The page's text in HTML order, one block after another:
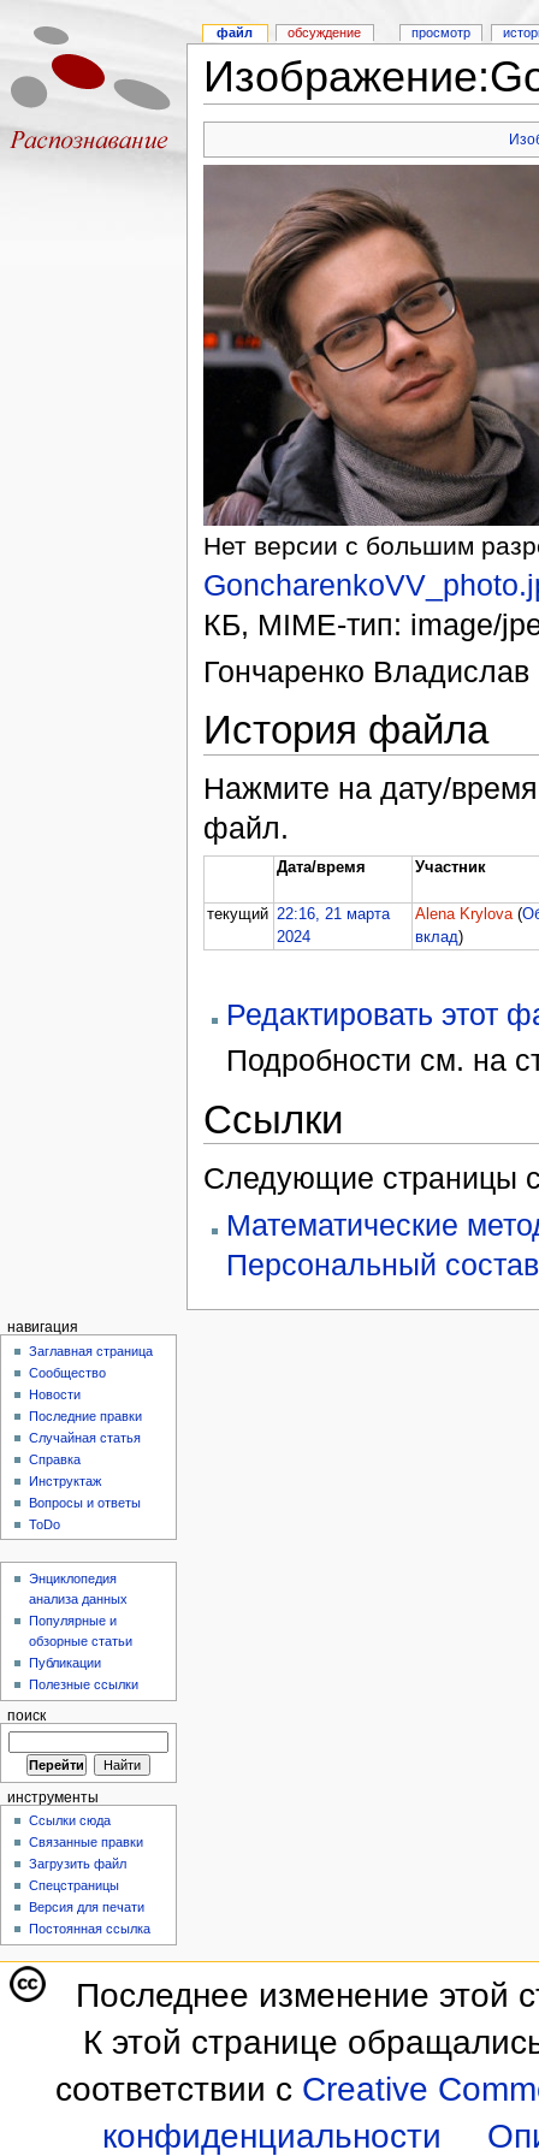
Нет версии с большим
КБ, MIME-тип: image/
Гончаренко
История файла
Нажмите на дату/
файл.
Дата/время Участник
текущий 22:16, 21 марта
2024
Alena Krylova(
вклад)
Редактировать этот
Подробности см. на
Ссылки
Следующие страницы
Математические
Персональный состав
файл обсуждение просмотр
навигация
Заглавная страница
Сообщество
Новости
Последние правки
Случайная статья
Справка
Инструктаж
Вопросы и ответы
ToDo
Энциклопедия
анализа данных
Популярные и
обзорные статьи
Публикации
Полезные ссылки
поиск
инструменты
Ссылки сюда
Связанные правки
Загрузить файл
Спецстраницы
Версия для печати
Постоянная ссылка
Последнее изменение этой
К этой странице
соответствии с Creative
конфиденциальности